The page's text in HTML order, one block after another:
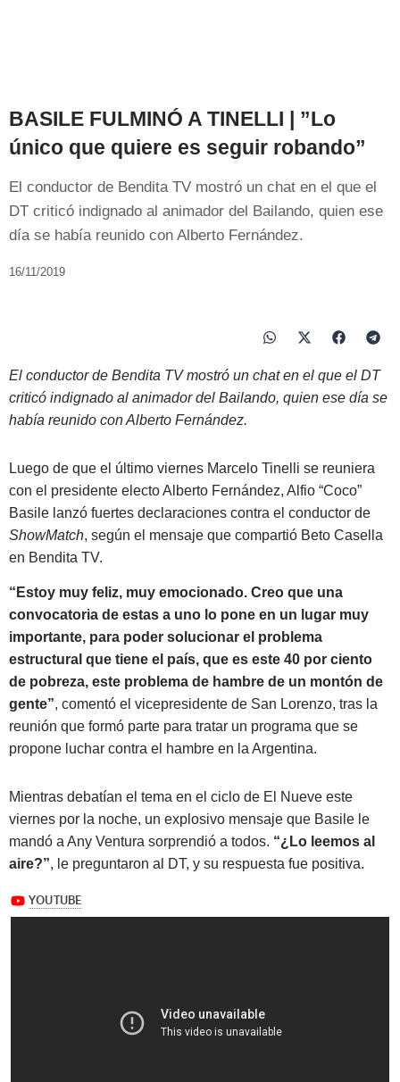
BASILE FULMINÓ A TINELLI | ”Lo
único que quiere es seguir robando”
El conductor de Bendita TV mostró un chat en el que el
DT criticó indignado al animador del Bailando, quien ese
día se había reunido con Alberto Fernández.
16/11/2019
El conductor de Bendita TV mostró un chat en el que el DT
criticó indignado al animador del Bailando, quien ese día se
había reunido con Alberto Fernández.
Luego de que el último viernes Marcelo Tinelli se reuniera
con el presidente electo Alberto Fernández, Alfio “Coco”
Basile lanzó fuertes declaraciones contra el conductor de
ShowMatch, según el mensaje que compartió Beto Casella
en Bendita TV.
“Estoy muy feliz, muy emocionado. Creo que una
convocatoria de estas a uno lo pone en un lugar muy
importante, para poder solucionar el problema
estructural que tiene el país, que es este 40 por ciento
de pobreza, este problema de hambre de un montón de
gente”, comentó el vicepresidente de San Lorenzo, tras la
reunión que formó parte para tratar un programa que se
propone luchar contra el hambre en la Argentina.
Mientras debatían el tema en el ciclo de El Nueve este
viernes por la noche, un explosivo mensaje que Basile le
mandó a Any Ventura sorprendió a todos. “¿Lo leemos al
aire?”, le preguntaron al DT, y su respuesta fue positiva.